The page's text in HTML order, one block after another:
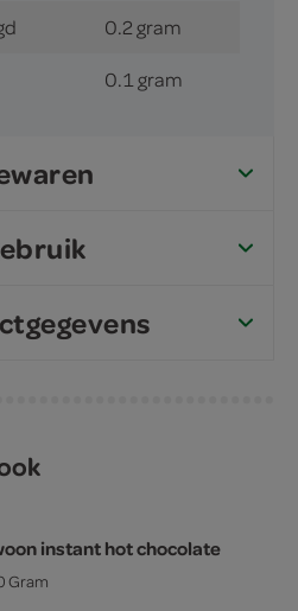
0.2 gram
0.1 gram
instant hot chocolate
Gram